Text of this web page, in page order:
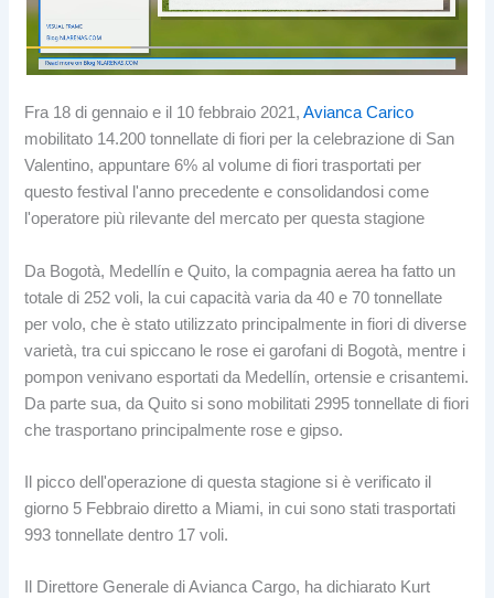
Fra 18 di gennaio e il 10 febbraio 2021,Avianca Carico
mobilitato 14.200 tonnellate di fiori per la celebrazione di San
Valentino, appuntare 6% al volume di fiori trasportati per
questo festival l'anno precedente e consolidandosi come
l'operatore più rilevante del mercato per questa stagione
Da Bogotà, Medellín e Quito, la compagnia aerea ha fatto un
totale di 252 voli, la cui capacità varia da 40 e 70 tonnellate
per volo, che è stato utilizzato principalmente in fiori di diverse
varietà, tra cui spiccano le rose ei garofani di Bogotà, mentre i
pompon venivano esportati da Medellín, ortensie e crisantemi.
Da parte sua, da Quito si sono mobilitati 2995 tonnellate di fiori
che trasportano principalmente rose e gipso.
Il picco dell'operazione di questa stagione si è verificato il
giorno 5 Febbraio diretto a Miami, in cui sono stati trasportati
993 tonnellate dentro 17 voli.
Il Direttore Generale di Avianca Cargo, ha dichiarato Kurt